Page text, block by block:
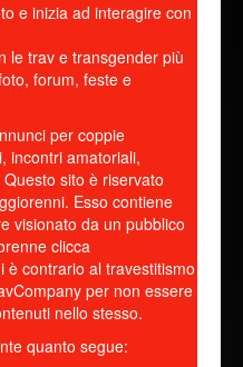
e inizia ad interagire con
le trav e transgender più
forum, feste e
per coppie
incontri amatoriali,
sito è riservato
Esso contiene
visionato da un pubblico
clicca
è contrario al travestitismo
per non essere
nello stesso.
quanto segue: